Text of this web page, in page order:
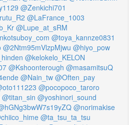
@Zenkichi701
@LaFrance_1003
@Lupe_at_sRM
@toya_kannze0831
@2Ntm95mVlzpMjwu @hiyo_pow
@kelokelo_KELON
@Kshoonterough @masamitsuQ
@Nain_tw @Often_pay
@pocopoco_taroro
@titan_sin @yoshinori_sound
@norimakise
@ta_tsu_ta_tsu